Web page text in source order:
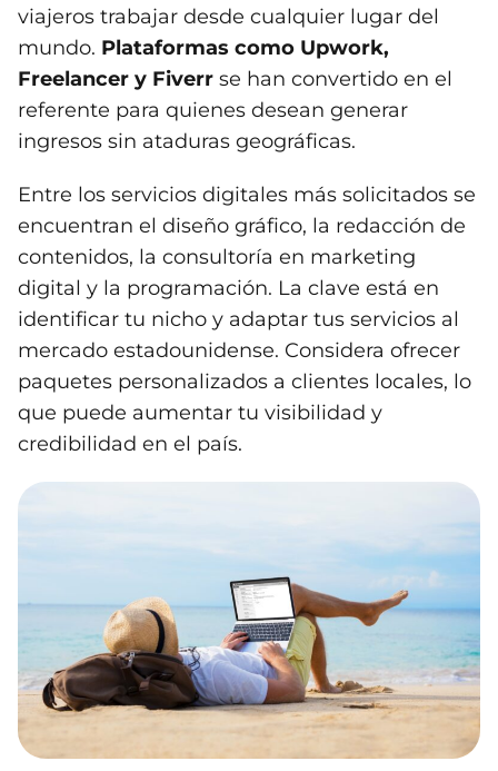
viajeros trabajar desde cualquier lugar del
mundo. Plataformas como Upwork,
Freelancer y Fiverr se han convertido en el
referente para quienes desean generar
ingresos sin ataduras geográficas.
Entre los servicios digitales más solicitados se
encuentran el diseño gráfico, la redacción de
contenidos, la consultoría en marketing
digital y la programación. La clave está en
identificar tu nicho y adaptar tus servicios al
mercado estadounidense. Considera ofrecer
paquetes personalizados a clientes locales, lo
que puede aumentar tu visibilidad y
credibilidad en el país.